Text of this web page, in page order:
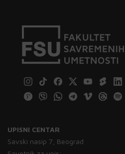
UPISNI CENTAR
Savski nasip 7, Beograd